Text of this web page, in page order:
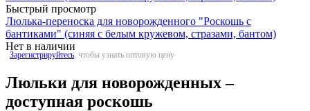
Быстрый просмотр
Люлька-переноска для новорожденного "Роскошь с
бантиками" (синяя с белым кружевом, стразами, бантом)
Нет в наличии
Зарегистрируйтесь, чтобы узнать оптовую цену
Люльки для новорожденных –
доступная роскошь